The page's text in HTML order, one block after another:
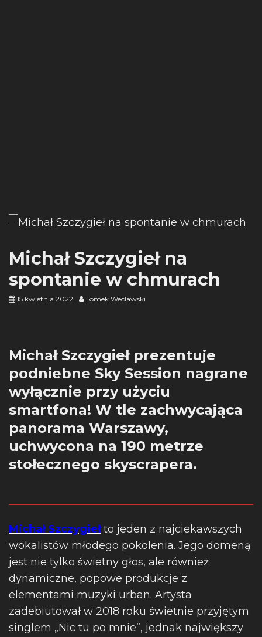
Michał Szczygieł na
spontanie w chmurach
15 kwietnia 2022 Tomek Weclawski
Michał Szczygieł prezentuje
podniebne Sky Session nagrane
wyłącznie przy użyciu
smartfona! W tle zachwycająca
panorama Warszawy,
uchwycona na 190 metrze
stołecznego skyscrapera.
Michał Szczygiełto jeden z najciekawszych
wokalistów młodego pokolenia. Jego domeną
jest nie tylko świetny głos, ale również
dynamiczne, popowe produkcje z
elementami muzyki urban. Artysta
zadebiutował w 2018 roku świetnie przyjętym
singlem „Nic tu po mnie”, jednak największy